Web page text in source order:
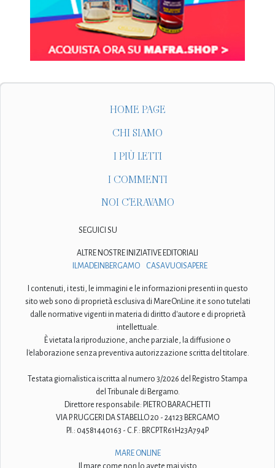
HOME PAGE
CHI SIAMO
I PIÙ LETTI
I COMMENTI
NOI C'ERAVAMO
SEGUICI SU
ALTRE NOSTRE INIZIATIVE EDITORIALI
ILMADEINBERGAMO
CASAVUOISAPERE
I contenuti, i testi, le immagini e le informazioni presenti in questo
sito web sono di proprietà esclusiva di MareOnLine.it e sono tutelati
dalle normative vigenti in materia di diritto d'autore e di proprietà
intellettuale.
È vietata la riproduzione, anche parziale, la diffusione o
l'elaborazione senza preventiva autorizzazione scritta del titolare.
Testata giornalistica iscritta al numero 3/2026 del Registro Stampa
del Tribunale di Bergamo.
Direttore responsabile: PIETRO BARACHETTI
VIA P. RUGGERI DA STABELLO 20 - 24123 BERGAMO
P.I.: 04581440163 - C.F.: BRCPTR61H23A794P
MARE ONLINE
Il mare come non lo avete mai visto